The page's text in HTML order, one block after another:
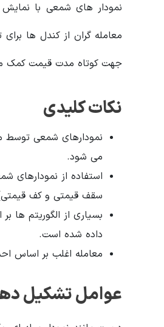
نمودار های شمعی با
معامله گران از کندل ها
جهت کوتاه مدت قیمت کمک
نکات کلیدی
نمودارهای شمعی توسط
می شود.
استفاده از نمودارهای
سقف قیمتی و کف
بسیاری از الگوریتم
داده شده است.
معامله اغلب بر اساس
عوامل تشکیل